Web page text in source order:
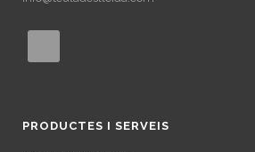
PRODUCTES I SERVEIS